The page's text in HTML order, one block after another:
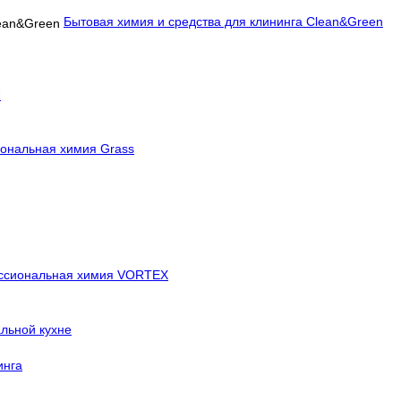
Бытовая химия и средства для клининга Clean&Green
химия Grass
химия VORTEX
кухне